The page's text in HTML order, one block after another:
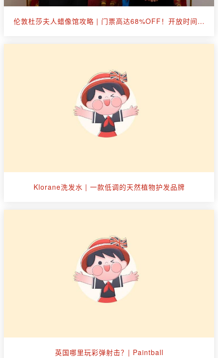
伦敦杜莎夫人蜡像馆攻略 | 门票高达68%OFF！开放时间、参观小贴士等等
Klorane洗发水 | 一款低调的天然植物护发品牌
英国哪里玩彩弹射击？| Paintball